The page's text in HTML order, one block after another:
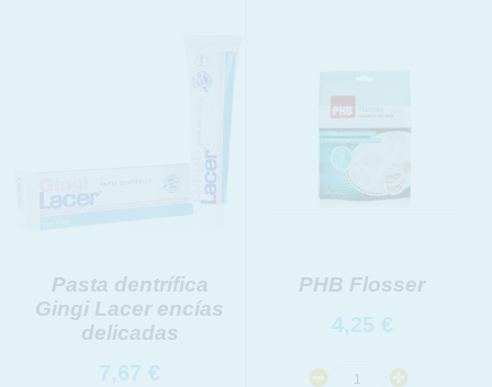
Pasta dentrífica
Gingi Lacer encías
delicadas
7,67 €
PHB Flosser
4,25 €